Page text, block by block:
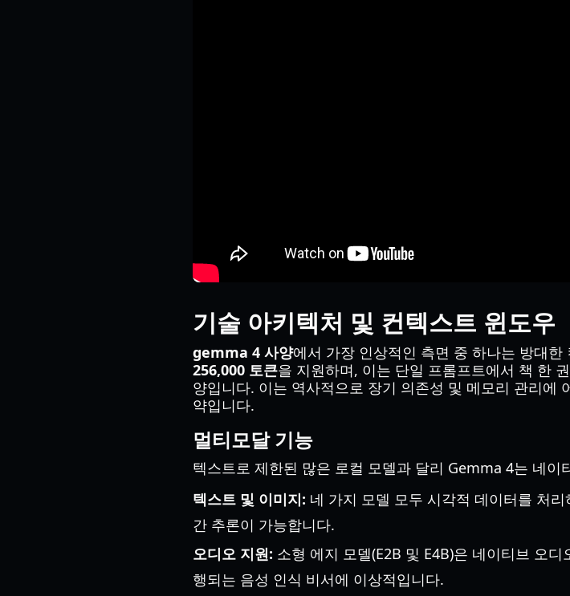
기술 아키텍처 및 컨텍스트 윈도우
gemma 4 사양에서 가장 인상적인 측면 중 하나는 방대
256,000 토큰을 지원하며, 이는 단일 프롬프트에서 책 한
양입니다. 이는 역사적으로 장기 의존성 및 메모리 관리에
약입니다.
멀티모달 기능
텍스트로 제한된 많은 로컬 모델과 달리 Gemma 4는 네이
텍스트 및 이미지: 네 가지 모델 모두 시각적 데이터를 처
간 추론이 가능합니다.
오디오 지원: 소형 에지 모델(E2B 및 E4B)은 네이티브 오
행되는 음성 인식 비서에 이상적입니다.